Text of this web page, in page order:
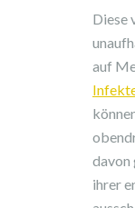
Diese
auf
davon
ihrer